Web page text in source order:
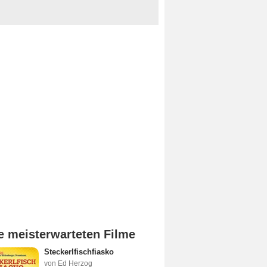
meisterwarteten Filme
Steckerlfischfiasko
von Ed Herzog